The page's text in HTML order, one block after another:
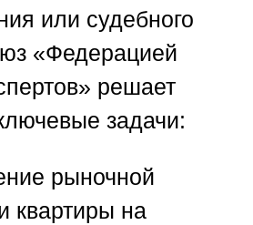
или судебного
«Федерацией
решает
задачи:
рыночной
квартиры на